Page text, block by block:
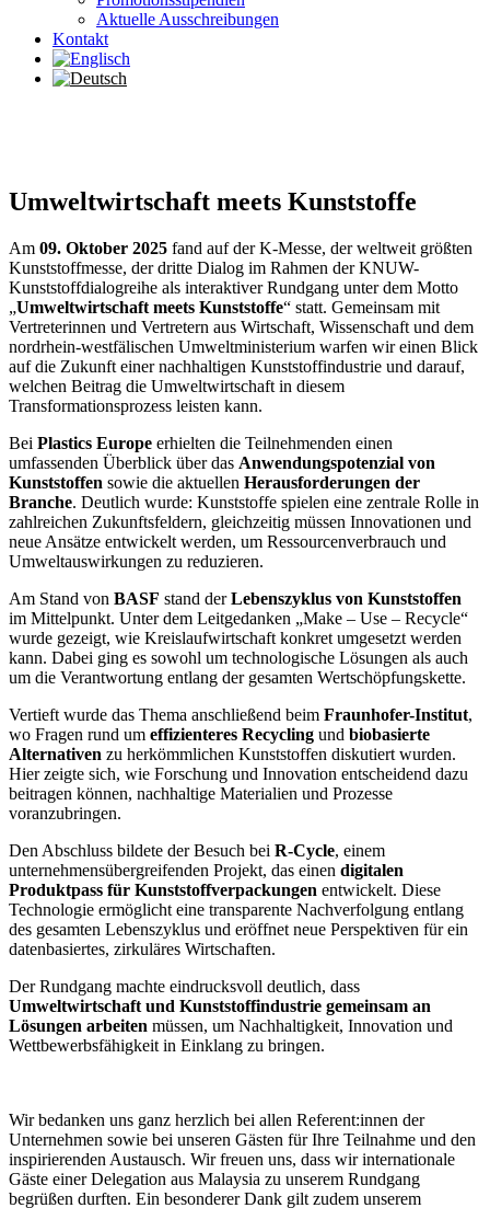
Aktuelle Ausschreibungen
Kontakt
Umweltwirtschaft meets Kunststoffe
Am 09. Oktober 2025 fand auf der K-Messe, der weltweit größten
Kunststoffmesse, der dritte Dialog im Rahmen der KNUW-
Kunststoffdialogreihe als interaktiver Rundgang unter dem Motto
„Umweltwirtschaft meets Kunststoffe“ statt. Gemeinsam mit
Vertreterinnen und Vertretern aus Wirtschaft, Wissenschaft und dem
nordrhein-westfälischen Umweltministerium warfen wir einen Blick
auf die Zukunft einer nachhaltigen Kunststoffindustrie und darauf,
welchen Beitrag die Umweltwirtschaft in diesem
Transformationsprozess leisten kann.
Bei Plastics Europe erhielten die Teilnehmenden einen
umfassenden Überblick über das Anwendungspotenzial von
Kunststoffen sowie die aktuellen Herausforderungen der
Branche. Deutlich wurde: Kunststoffe spielen eine zentrale Rolle in
zahlreichen Zukunftsfeldern, gleichzeitig müssen Innovationen und
neue Ansätze entwickelt werden, um Ressourcenverbrauch und
Umweltauswirkungen zu reduzieren.
Am Stand von BASF stand derLebenszyklus von Kunststoffen
im Mittelpunkt. Unter dem Leitgedanken „Make – Use – Recycle“
wurde gezeigt, wie Kreislaufwirtschaft konkret umgesetzt werden
kann. Dabei ging es sowohl um technologische Lösungen als auch
um die Verantwortung entlang der gesamten Wertschöpfungskette.
Vertieft wurde das Thema anschließend beim Fraunhofer-Institut,
wo Fragen rund um effizienteres Recycling und biobasierte
Alternativen zu herkömmlichen Kunststoffen diskutiert wurden.
Hier zeigte sich, wie Forschung und Innovation entscheidend dazu
beitragen können, nachhaltige Materialien und Prozesse
voranzubringen.
Den Abschluss bildete der Besuch bei R-Cycle, einem
unternehmensübergreifenden Projekt, das einen digitalen
Produktpass für Kunststoffverpackungen entwickelt. Diese
Technologie ermöglicht eine transparente Nachverfolgung entlang
des gesamten Lebenszyklus und eröffnet neue Perspektiven für ein
datenbasiertes, zirkuläres Wirtschaften.
Der Rundgang machte eindrucksvoll deutlich, dass
Umweltwirtschaft und Kunststoffindustrie gemeinsam an
Lösungen arbeiten müssen, um Nachhaltigkeit, Innovation und
Wettbewerbsfähigkeit in Einklang zu bringen.
Wir bedanken uns ganz herzlich bei allen Referent:innen der
Unternehmen sowie bei unseren Gästen für Ihre Teilnahme und den
inspirierenden Austausch. Wir freuen uns, dass wir internationale
Gäste einer Delegation aus Malaysia zu unserem Rundgang
begrüßen durften. Ein besonderer Dank gilt zudem unserem